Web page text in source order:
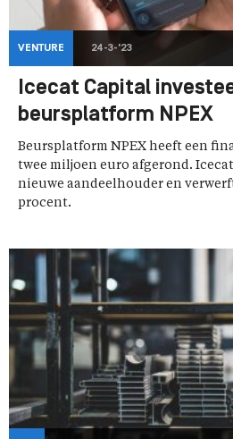
VENTURE 24-3-'23
Icecat Capital
beursplatform NPEX
Beursplatform NPEX heeft een
twee miljoen euro afgerond.
nieuwe aandeelhouder en
procent.